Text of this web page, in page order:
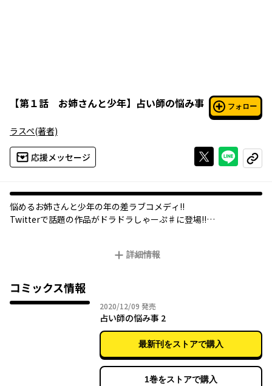
【第１話 お姉さんと少年】 占い師の悩み事 フォロー
ラスペ(著者)
応援メッセージ Xで投稿する
ライン
コピー
悩めるお姉さんと少年の年の差ラブコメディ!!
Twitterで話題の作品がドラドラしゃーぷ♯に登場!!
詳細情報
コミックス情報
2020/12/09 2020年12月09日
発売
占い師の悩み事 2
最新刊をストアで購入
1巻をストアで購入